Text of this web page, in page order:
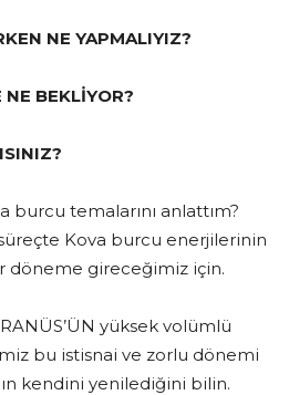
NE YAPMALIYIZ?
NE BEKLİYOR?
burcu temalarını anlattım?
Kova burcu enerjilerinin
döneme gireceğimiz için.
yüksek volümlü
bu istisnai ve zorlu dönemi
kendini yenilediğini bilin.